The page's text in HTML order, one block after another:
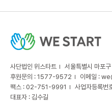
사단법인 위스타트
서울특별시 마포
후원문의 : 1577-9572
이메일 :
팩스 : 02-751-9991
사업자등록
대표자 : 김수길